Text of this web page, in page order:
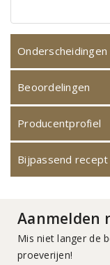
Onderscheidingen
Beoordelingen
Producentprofiel
Bijpassend recept
Aanmelden
Mis niet langer de
proeverijen!